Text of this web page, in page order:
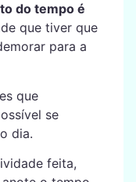
do tempo é
que tiver que
para a
que
se
dia.
feita,